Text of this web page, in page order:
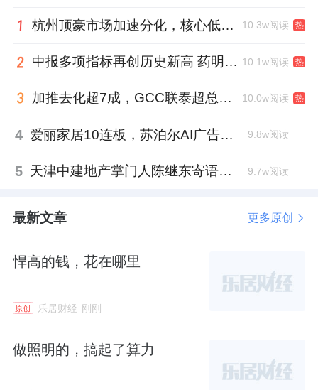
基地向研产一体化升级，提升产品盈利水平；
长期聚焦光通信、半导体等新领域，计划通过
文旅企业，尝试从单一工程建设向“投建运”一
取长期稳定的运营收益。
需要正视的是，公司转型仍处于初期阶段。公
损，累计亏损近19.4亿元。2026年一季度公司
营收同比下滑超五成，依旧处于亏损状态。此
次摘帽仅解决了企业生存问题，后续盈利修
杭州顶豪市场加速分化，核心低密资产迎来价值兑现 10.3w阅读 热
中报多项指标再创历史新高 药明康德将高质量发展成果“分发”到位 10.1w阅读 热
加推去化超7成，GCC联泰超总湾再次引爆深圳顶豪市场认购热潮 10.0w阅读 热
4 爱丽家居10连板，苏泊尔AI广告翻车，居然之家首单REITs获批丨家居周记 9.8w阅读
5 天津中建地产掌门人陈继东寄语青年“跳出舒适区”，曾任银行信贷经理 9.7w阅读
最新文章 更多原创
悍高的钱，花在哪里
原创 乐居财经 刚刚
做照明的，搞起了算力